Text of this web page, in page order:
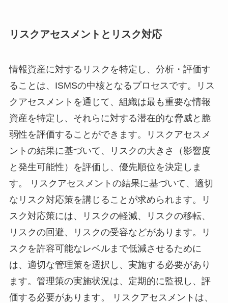
リスクアセスメントとリスク対応
情報資産に対するリスクを特定し、分析・評価す
ることは、ISMSの中核となるプロセスです。リス
クアセスメントを通じて、組織は最も重要な情報
資産を特定し、それらに対する潜在的な脅威と脆
弱性を評価することができます。リスクアセスメ
ントの結果に基づいて、リスクの大きさ（影響度
と発生可能性）を評価し、優先順位を決定しま
す。 リスクアセスメントの結果に基づいて、適切
なリスク対応策を講じることが求められます。リ
スク対応策には、リスクの軽減、リスクの移転、
リスクの回避、リスクの受容などがあります。リ
スクを許容可能なレベルまで低減させるために
は、適切な管理策を選択し、実施する必要があり
ます。管理策の実施状況は、定期的に監視し、評
価する必要があります。 リスクアセスメントは、